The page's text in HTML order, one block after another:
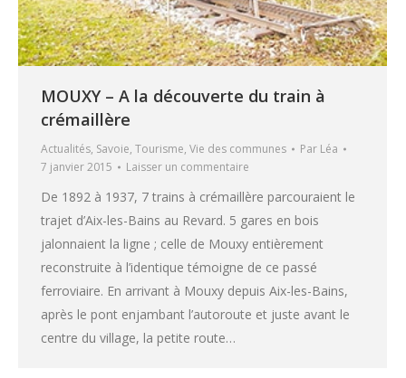
MOUXY – A la découverte du train à
crémaillère
Actualités, Savoie, Tourisme, Vie des communes Par Léa
7 janvier 2015
Laisser un commentaire
De 1892 à 1937, 7 trains à crémaillère parcouraient le
trajet d’Aix-les-Bains au Revard. 5 gares en bois
jalonnaient la ligne ; celle de Mouxy entièrement
reconstruite à l’identique témoigne de ce passé
ferroviaire. En arrivant à Mouxy depuis Aix-les-Bains,
après le pont enjambant l’autoroute et juste avant le
centre du village, la petite route…